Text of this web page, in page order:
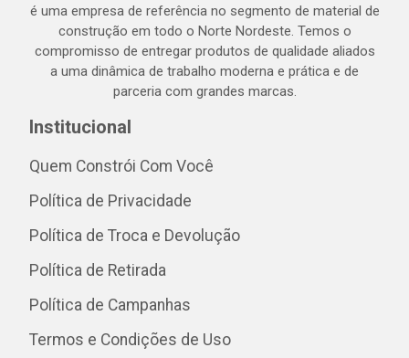
é uma empresa de referência no segmento de material de
construção em todo o Norte Nordeste. Temos o
compromisso de entregar produtos de qualidade aliados
a uma dinâmica de trabalho moderna e prática e de
parceria com grandes marcas.
Institucional
Quem Constrói Com Você
Política de Privacidade
Política de Troca e Devolução
Política de Retirada
Política de Campanhas
Termos e Condições de Uso